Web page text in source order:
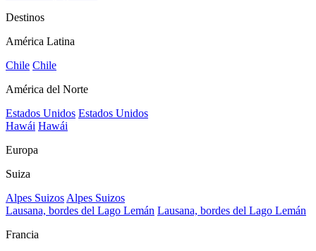
Destinos
América Latina
Chile Chile
América del Norte
Estados Unidos Estados Unidos
Hawái Hawái
Europa
Suiza
Alpes Suizos Alpes Suizos
Lausana, bordes del Lago Lemán Lausana, bordes del Lago Lemán
Francia